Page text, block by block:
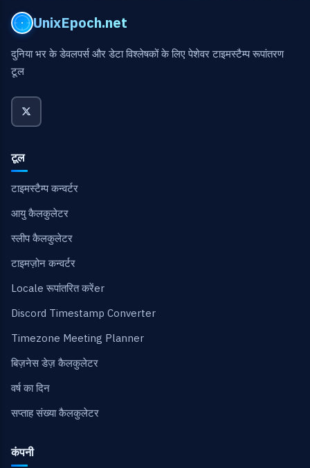
UnixEpoch.net
दुनिया भर के डेवलपर्स और डेटा विश्लेषकों के लिए पेशेवर टाइमस्टैम्प रूपांतरण
टूल
टूल
टाइमस्टैम्प कन्वर्टर
आयु कैलकुलेटर
स्लीप कैलकुलेटर
टाइमज़ोन कन्वर्टर
Locale रूपांतरित करेंer
Discord Timestamp Converter
Timezone Meeting Planner
बिज़नेस डेज़ कैलकुलेटर
वर्ष का दिन
सप्ताह संख्या कैलकुलेटर
कंपनी